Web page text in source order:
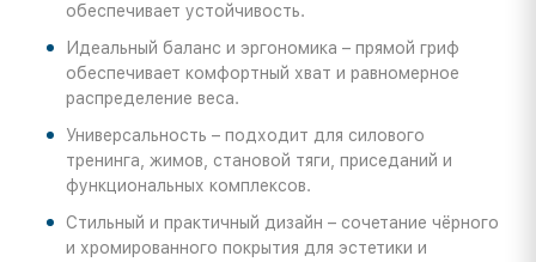
обеспечивает устойчивость.
Идеальный баланс и эргономика – прямой гриф
обеспечивает комфортный хват и равномерное
распределение веса.
Универсальность – подходит для силового
тренинга, жимов, становой тяги, приседаний и
функциональных комплексов.
Стильный и практичный дизайн – сочетание чёрного
и хромированного покрытия для эстетики и